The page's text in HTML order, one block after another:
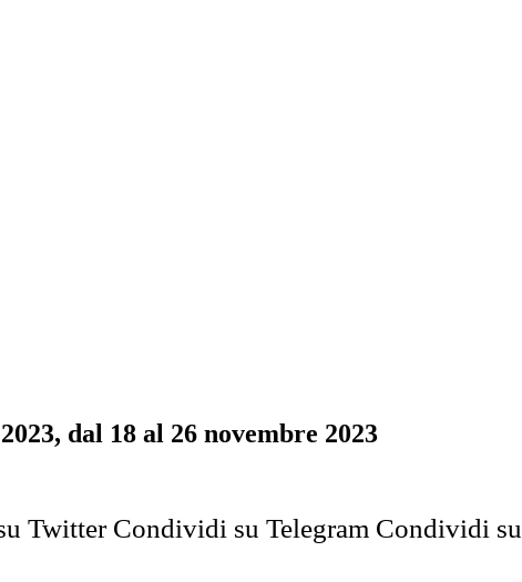
dal 18 al 26 novembre 2023
Twitter Condividi su Telegram Condividi